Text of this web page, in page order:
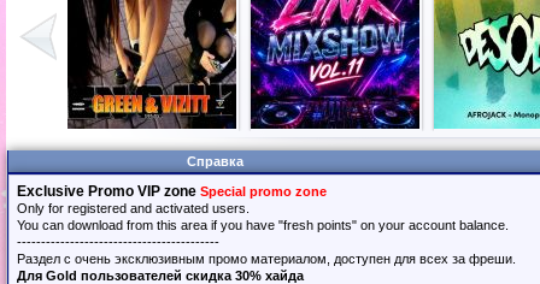
Справка
Exclusive Promo VIP zone Special promo zone
Only for registered and activated users.
You can download from this area if you have "fresh points" on your account balance.
------------------------------------------
Раздел с очень эксклюзивным промо материалом, доступен для всех за фреши.
Для Gold пользователей скидка 30% хайда